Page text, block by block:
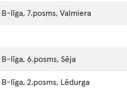
līga, 7.posms, Valmiera
līga, 6.posms, Sēja
līga, 2.posms, Lēdurga